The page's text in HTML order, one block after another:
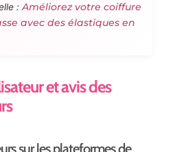
:Améliorez votre coiffure
avec des élastiques en
et avis des
sur les plateformes de